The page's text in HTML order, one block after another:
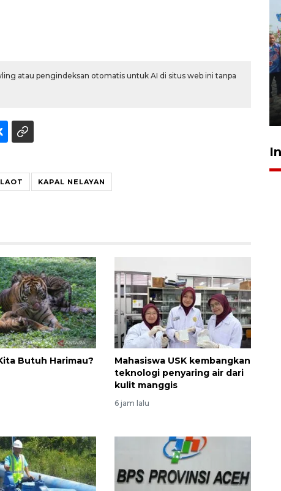
atau pengindeksan otomatis untuk AI di situs web ini tanpa
KAPAL NELAYAN
Butuh Harimau?
Mahasiswa USK kembangkan
teknologi penyaring air dari
kulit manggis
6 jam lalu
terima peralihan RSUD Cut